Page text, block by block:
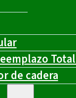
de cadera